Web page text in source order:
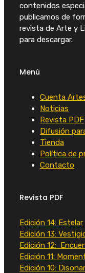
contenidos
publicamos de
revista de Arte y
para descargar.
Menú
Cuenta
Noticias
Revista PDF
Difusión
Tienda
Política de
Contacto
Revista PDF
Edición 14: Estelar
Edición 13:
Edición 12:
Edición 11:
Edición 10: